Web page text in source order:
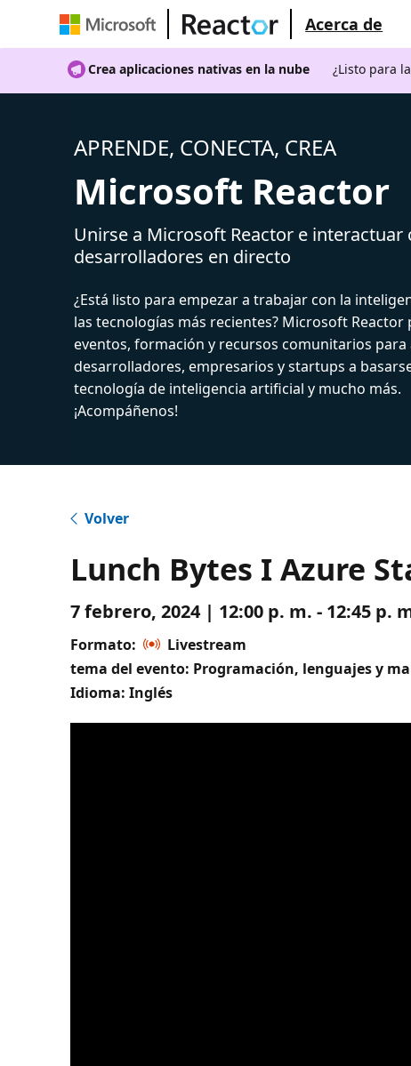
Acerca de
Crea aplicaciones nativas en la nube ¿Listo para
APRENDE, CONECTA, CREA
Microsoft Reactor
Unirse a Microsoft Reactor e interactuar
desarrolladores en directo
¿Está listo para empezar a trabajar con la
las tecnologías más recientes? Microsoft
eventos, formación y recursos comunitarios para
desarrolladores, empresarios y startups a
tecnología de inteligencia artificial y mucho más.
¡Acompáñenos!
Volver
Lunch Bytes I Azure
7 febrero, 2024 | 12:00 p. m. - 12:45 p.
Formato:
Livestream
tema del evento: Programación, lenguajes y
Idioma: Inglés